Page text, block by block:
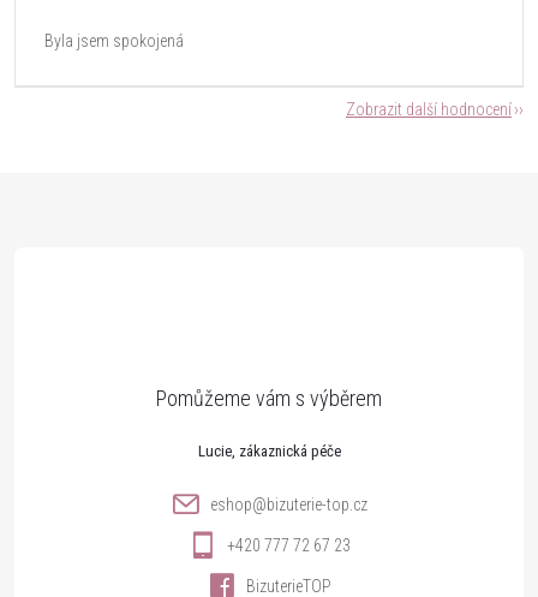
Byla jsem spokojená
Zobrazit další hodnocení
Lucie
eshop@bizuterie-top.cz
+420 777 72 67 23
BizuterieTOP